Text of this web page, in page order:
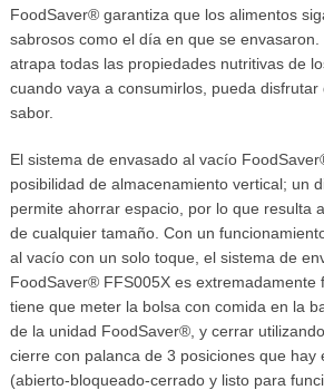
FoodSaver® garantiza que los alimentos
sabrosos como el día en que se
atrapa todas las propiedades nutritivas de
cuando vaya a consumirlos, pueda
sabor.
El sistema de envasado al vacío
posibilidad de almacenamiento vertical; un
permite ahorrar espacio, por lo que resulta
de cualquier tamaño. Con un
al vacío con un solo toque, el sistema de
FoodSaver® FFS005X es extremadamente
tiene que meter la bolsa con comida en la
de la unidad FoodSaver®, y cerrar
cierre con palanca de 3 posiciones que hay
(abierto-bloqueado-cerrado y listo para